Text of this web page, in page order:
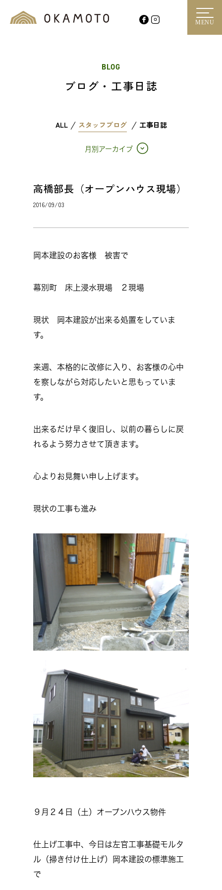
MENU
BLOG
ブログ・工事日誌
ALL スタッフブログ 工事日誌
月別アーカイブ
高橋部長（オープンハウス現場）
2016/09/03
岡本建設のお客様 被害で
幕別町 床上浸水現場 ２現場
現状 岡本建設が出来る処置をしていま
す。
来週、本格的に改修に入り、お客様の心中
を察しながら対応したいと思もっていま
す。
出来るだけ早く復旧し、以前の暮らしに戻
れるよう努力させて頂きます。
心よりお見舞い申し上げます。
現状の工事も進み
９月２４日（土）オープンハウス物件
仕上げ工事中、今日は左官工事基礎モルタ
ル（掃き付け仕上げ）岡本建設の標準施工
で